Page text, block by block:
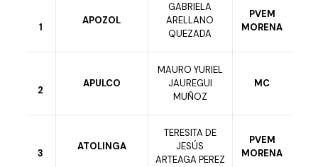
1
APOZOL
GABRIELA
ARELLANO
QUEZADA
PVEM
MORENA
2
APULCO
MAURO YURIEL
JAUREGUI
MUÑOZ
MC
3
ATOLINGA
TERESITA DE
JESÚS
ARTEAGA PEREZ
PVEM
MORENA